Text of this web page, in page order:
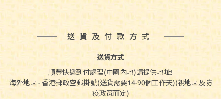
送貨及付款方式
送貨方式
順豐快遞到付處理(中國內地)請提供地址!
海外地區 - 香港郵政空郵掛號(送貨需要14-90個工作天)(視地區及防
疫政策而定)